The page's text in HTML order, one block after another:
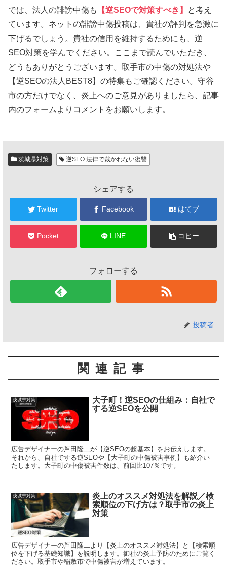
では、法人の誹謗中傷も
【逆SEOで対策すべき】
と考え
ています。ネットの誹謗中傷投稿は、貴社の評判を急激に
下げるでしょう。貴社の信用を維持するためにも、逆
SEO対策を学んでください。ここまで読んでいただき、
どうもありがとうございます。取手市の中傷の対処法や
【逆SEOの法人BEST8】の特集もご確認ください。守谷
市の方だけでなく、炎上へのご意見がありましたら、記事
内のフォームよりコメントをお願いします。
茨城県対策 逆SEO 法律で裁かれない復讐
シェアする
Twitter Facebook はてブ
Pocket LINE コピー
フォローする
投稿者
関連記事
茨城県対策
大子町！逆SEOの仕組み：自社で
する逆SEOを公開
広告デザイナーの芦田隆二が【逆SEOの超基本】をお伝えします。
それから、自社でする逆SEOや【大子町の中傷被害事例】も紹介い
たします。大子町の中傷被害件数は、前回比107％です。
茨城県対策
炎上のオススメ対処法を解説／検
索順位の下げ方は？取手市の炎上
対策
広告デザイナーの芦田隆二より【炎上のオススメ対処法】と【検索順
位を下げる基礎知識】を説明します。御社の炎上予防のためにご覧く
ださい。取手市や稲敷市で中傷被害が増えています。